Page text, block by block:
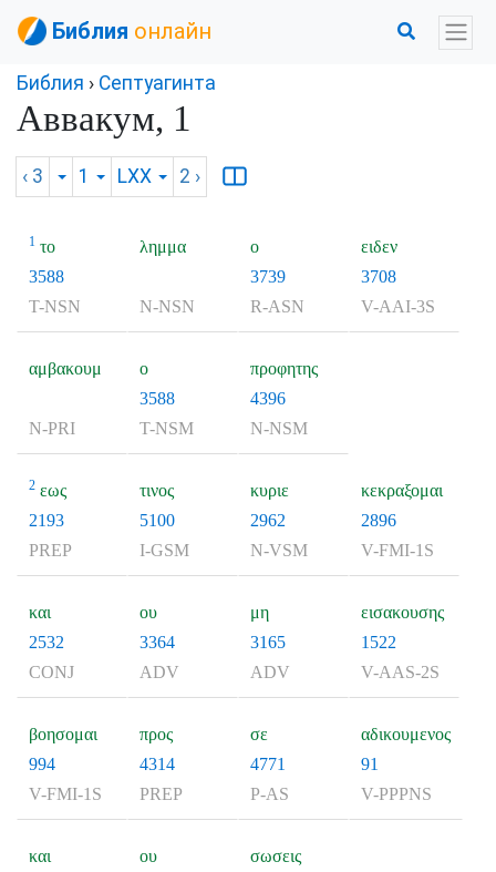
Библия онлайн
Библия › Септуагинта
Аввакум, 1
‹ 3 1 LXX 2 ›
1 το
3588
T-NSN
λημμα
N-NSN
ο
3739
R-ASN
ειδεν
3708
V-AAI-3S
αμβακουμ
N-PRI
ο
3588
T-NSM
προφητης
4396
N-NSM
2 εως
2193
PREP
τινος
5100
I-GSM
κυριε
2962
N-VSM
κεκραξομαι
2896
V-FMI-1S
και
2532
CONJ
ου
3364
ADV
μη
3165
ADV
εισακουσης
1522
V-AAS-2S
βοησομαι
994
V-FMI-1S
προς
4314
PREP
σε
4771
P-AS
αδικουμενος
91
V-PPPNS
και
ου
σωσεις